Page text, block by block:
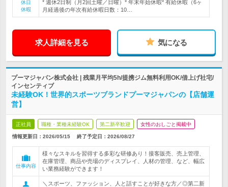
休日
休暇
* 週休2日制（月2回土曜／日曜）* 年末年始休暇* 有給休暇（6ヶ
月経過後の年次有給休暇日数：10…
求人詳細を見る 気になる
プーマジャパン株式会社 | 残業月平均5h/提携ジム無料利用OK/借上げ社宅/
インセンティブ
未経験OK！世界的スポーツブランドプーマジャパンの【店舗運
営】
正社員 職種・業種未経験OK 第二新卒歓迎 女性のおしごと掲載中
情報更新日：2026/05/15 終了予定日： 2026/08/27
仕事内容
様々なスキルを習得する多彩な研修あり！接客販売、売上管理、
在庫管理、商品や売場のディスプレイ、人材の管理、など、幅広
い業務経験ができます！
＼スポーツ、ファッション、人と話すことが好きな方／◎第二新